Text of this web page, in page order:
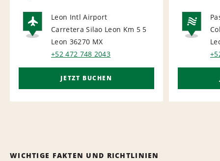
AIRPORT
Leon Intl Airport
Carretera Silao Leon Km 5 5
Leon 36270 MX
+52 472 748 2043
JETZT BUCHEN
WICHTIGE FAKTEN UND RICHTLINIEN